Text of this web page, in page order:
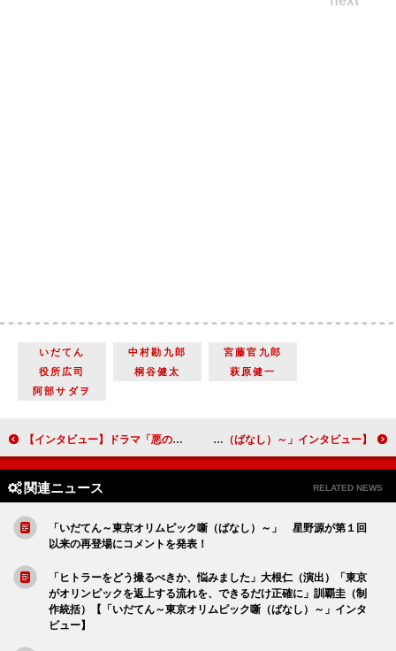
いだてん 中村勘九郎
宮藤官九郎
役所広司
桐谷健太
萩原健一
阿部サダヲ
【インタビュー】ドラマ「悪の波動 殺人分析班スピンオフ」ＳＵＭＩＲＥ テレビドラマ初出演で女優としての成長を実感 次は「ハッピーな役」を希望 ドラマを支えるＶＦＸの舞台裏は「日本では今までやってこなかったような新しい試み」尾上克郎（ＶＦＸスーパーバイザー）【「いだてん～東京オリムピック噺（ばなし）～」インタビュー】
関連ニュース RELATED NEWS
「いだてん～東京オリムピック噺（ばなし）～」 星野源が第１回
以来の再登場にコメントを発表！
「ヒトラーをどう撮るべきか、悩みました」大根仁（演出）「東京
がオリンピックを返上する流れを、できるだけ正確に」訓覇圭（制
作統括）【「いだてん～東京オリムピック噺（ばなし）～」インタ
ビュー】